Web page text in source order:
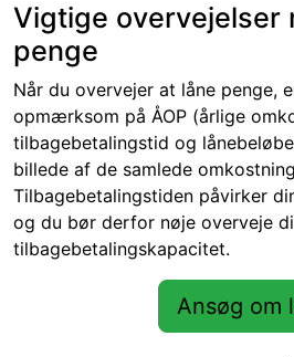
Vigtige overvejelser
penge
Når du overvejer at låne
opmærksom på ÅOP (årlige
tilbagebetalingstid og
billede af de samlede
Tilbagebetalingstiden påvirker
og du bør derfor nøje overveje
tilbagebetalingskapacitet.
Ansøg om